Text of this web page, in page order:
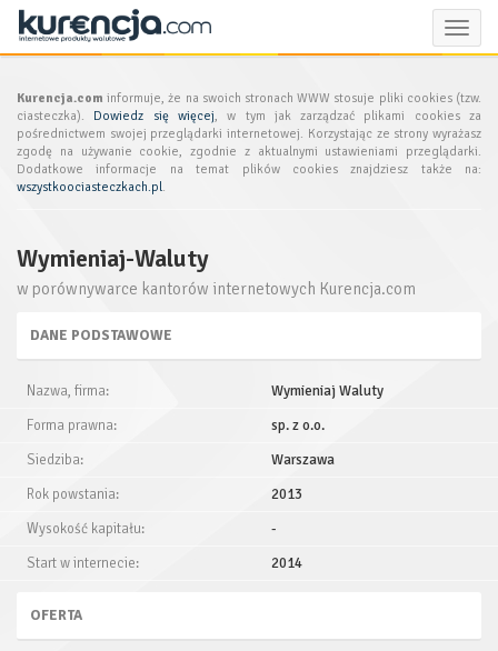
Toggle
Kurencja.com informuje, że na swoich stronach WWW stosuje pliki cookies (tzw.
ciasteczka). Dowiedz się więcej, w tym jak zarządzać plikami cookies za
pośrednictwem swojej przeglądarki internetowej. Korzystając ze strony wyrażasz
zgodę na używanie cookie, zgodnie z aktualnymi ustawieniami przeglądarki.
Dodatkowe informacje na temat plików cookies znajdziesz także na:
wszystkoociasteczkach.pl.
Wymieniaj-Waluty
w porównywarce kantorów internetowych Kurencja.com
DANE PODSTAWOWE
Nazwa, firma:
Wymieniaj Waluty
Forma prawna:
sp. z o.o.
Siedziba:
Warszawa
Rok powstania:
2013
Wysokość kapitału:
-
Start w internecie:
2014
OFERTA